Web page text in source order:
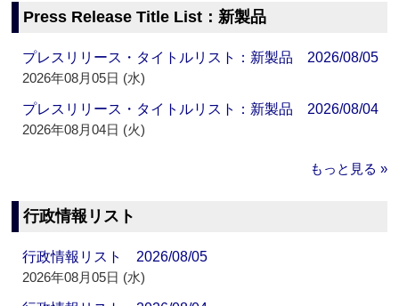
Press Release Title List：新製品
プレスリリース・タイトルリスト：新製品 2026/08/05
2026年08月05日 (水)
プレスリリース・タイトルリスト：新製品 2026/08/04
2026年08月04日 (火)
もっと見る »
行政情報リスト
行政情報リスト 2026/08/05
2026年08月05日 (水)